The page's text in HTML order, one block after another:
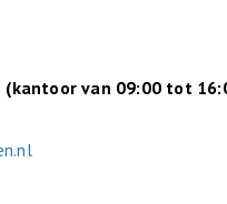
(kantoor van 09:00 tot